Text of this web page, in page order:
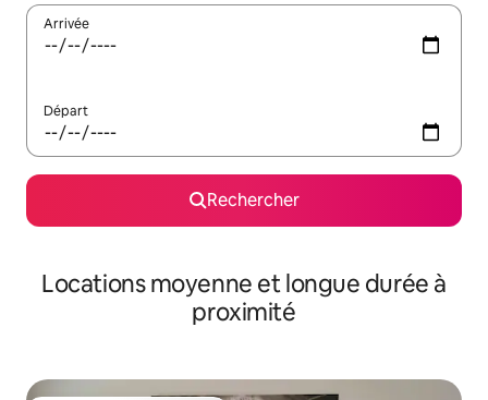
Arrivée
Départ
Rechercher
Locations moyenne et longue durée à
proximité